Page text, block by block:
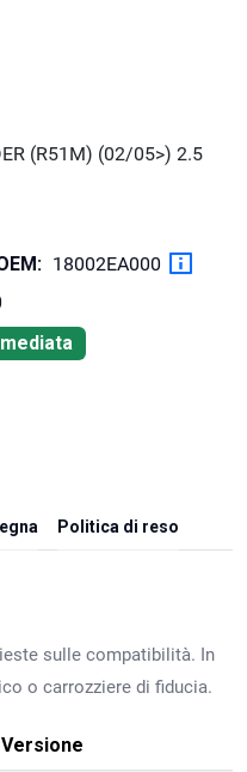
(R51M) (02/05>) 2.5
18002EA000
Politica di reso
sulle compatibilità. In
o carrozziere di fiducia.
Versione